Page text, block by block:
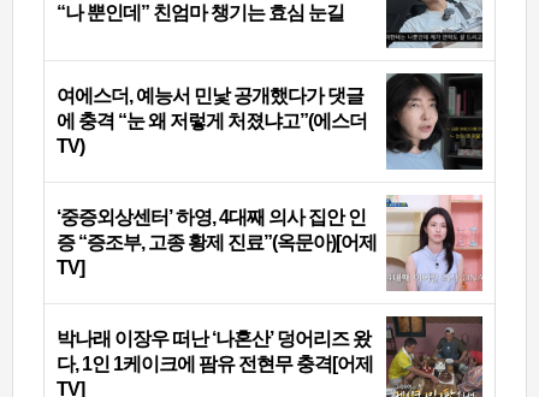
“나 뿐인데” 친엄마 챙기는 효심 눈길
여에스더, 예능서 민낯 공개했다가 댓글
에 충격 “눈 왜 저렇게 처졌냐고”(에스더
TV)
‘중증외상센터’ 하영, 4대째 의사 집안 인
증 “증조부, 고종 황제 진료”(옥문아)[어제
TV]
박나래 이장우 떠난 ‘나혼산’ 덩어리즈 왔
다, 1인 1케이크에 팜유 전현무 충격[어제
TV]